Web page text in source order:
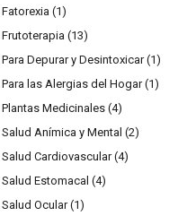
Fatorexia (1)
Frutoterapia (13)
Para Depurar y Desintoxicar (1)
Para las Alergias del Hogar (1)
Plantas Medicinales (4)
Salud Anímica y Mental (2)
Salud Cardiovascular (4)
Salud Estomacal (4)
Salud Ocular (1)